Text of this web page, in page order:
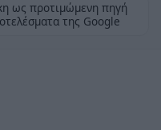
ως προτιμώμενη πηγή
της Google